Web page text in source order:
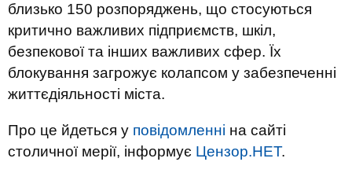
близько 150 розпоряджень, що стосуються
критично важливих підприємств, шкіл,
безпекової та інших важливих сфер. Їх
блокування загрожує колапсом у забезпеченні
життєдіяльності міста.
Про це йдеться у повідомленні на сайті
столичної мерії, інформує Цензор.НЕТ.